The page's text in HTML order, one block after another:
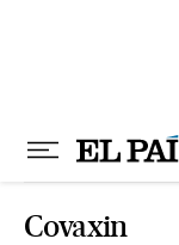
Covaxin